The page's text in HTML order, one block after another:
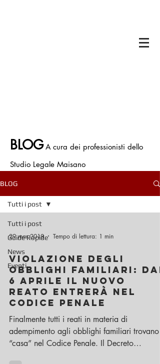
BLOG A cura dei professionisti dello
Studio Legale Maisano
BLOG
Tutti i post
Guide Rapide
News
Eventi
Tutti i post
29 mar 2018 Tempo di lettura: 1 min
Violazione degli
obblighi familiari: dal
6 aprile il nuovo
reato entrerà nel
Codice Penale
Finalmente tutti i reati in materia di
adempimento agli obblighi familiari trovano
“casa” nel Codice Penale. Il Decreto